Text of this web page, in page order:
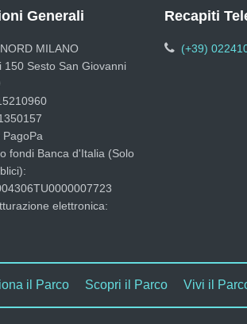
Generali
MILANO
150 Sesto San Giovanni
PagoPa
fondi Banca d'Italia (Solo
elettronica:
Recapiti
(+39)
il Parco Scopri il Parco Vivi il